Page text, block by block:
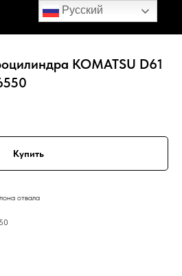
Русский
KOMATSU D61
Купить
отвала